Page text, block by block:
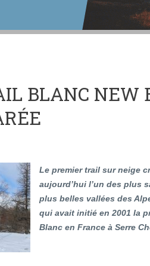
BLANC NEW
Le premier trail sur neige
aujourd’hui l’un des plus
plus belles vallées des
qui avait initié en 2001 la
Blanc en France à Serre